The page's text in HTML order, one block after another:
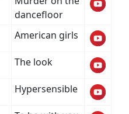
dancefloor
American girls
The look
Hypersensible